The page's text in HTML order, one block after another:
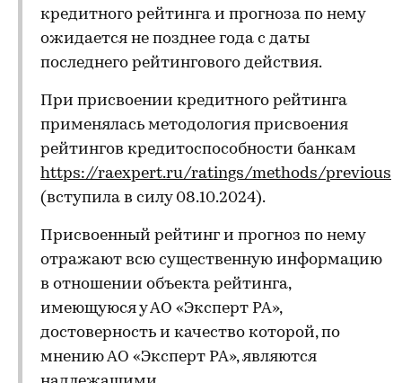
кредитного рейтинга и прогноза по нему
ожидается не позднее года с даты
последнего рейтингового действия.
При присвоении кредитного рейтинга
применялась методология присвоения
рейтингов кредитоспособности банкам
https://raexpert.ru/ratings/methods/previous
(вступила в силу 08.10.2024).
Присвоенный рейтинг и прогноз по нему
отражают всю существенную информацию
в отношении объекта рейтинга,
имеющуюся у АО «Эксперт РА»,
достоверность и качество которой, по
мнению АО «Эксперт РА», являются